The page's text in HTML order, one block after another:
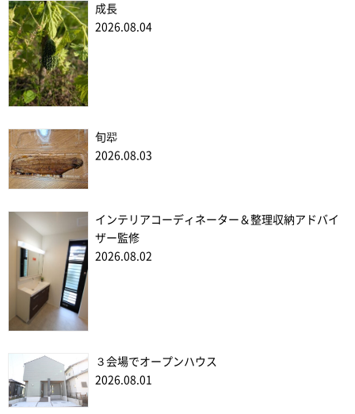
成長
2026.08.04
旬翆
2026.08.03
インテリアコーディネーター＆整理収納アドバイ
ザー監修
2026.08.02
３会場でオープンハウス
2026.08.01